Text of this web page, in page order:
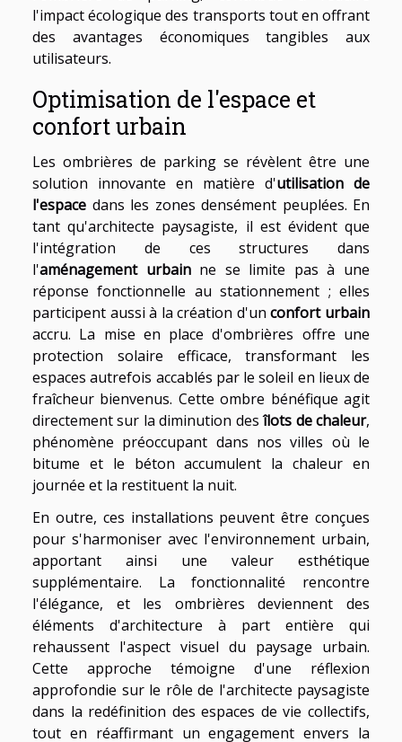
l'impact écologique des transports tout en offrant
des avantages économiques tangibles aux
utilisateurs.
Optimisation de l'espace et
confort urbain
Les ombrières de parking se révèlent être une
solution innovante en matière d'utilisation de
l'espace dans les zones densément peuplées. En
tant qu'architecte paysagiste, il est évident que
l'intégration de ces structures dans
l'aménagement urbainne se limite pas à une
réponse fonctionnelle au stationnement ; elles
participent aussi à la création d'unconfort urbain
accru. La mise en place d'ombrières offre une
protection solaire efficace, transformant les
espaces autrefois accablés par le soleil en lieux de
fraîcheur bienvenus. Cette ombre bénéfique agit
directement sur la diminution desîlots de chaleur,
phénomène préoccupant dans nos villes où le
bitume et le béton accumulent la chaleur en
journée et la restituent la nuit.
En outre, ces installations peuvent être conçues
pour s'harmoniser avec l'environnement urbain,
apportant ainsi une valeur esthétique
supplémentaire. La fonctionnalité rencontre
l'élégance, et les ombrières deviennent des
éléments d'architecture à part entière qui
rehaussent l'aspect visuel du paysage urbain.
Cette approche témoigne d'une réflexion
approfondie sur le rôle de l'architecte paysagiste
dans la redéfinition des espaces de vie collectifs,
tout en réaffirmant un engagement envers la